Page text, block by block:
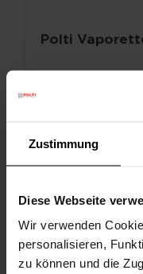
Zustimmung
Diese Webseite
Wir verwenden
personalisieren,
zu können und die
Polti
12
199,00 €
Der niedrigste Preis der